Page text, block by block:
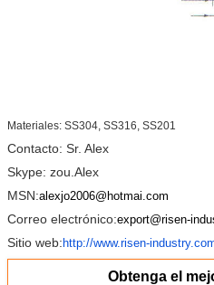
Materiales: SS304, SS316, SS201
Contacto: Sr. Alex
Skype: zou.Alex
MSN:alexjo2006@hotmai.com
Correo electrónico:export@risen-
Sitio web: http://www.risen-
Obtenga el